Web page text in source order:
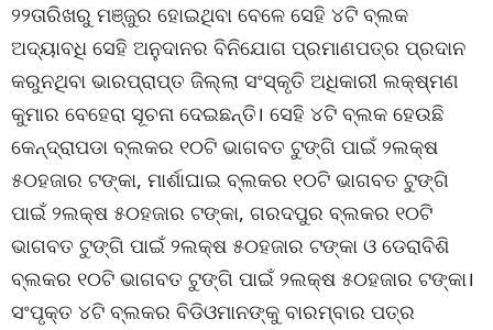
୨୨ତାରିଖରୁ ମଞ୍ଜୁର ହୋଇଥିବା ବେଳେ ସେହି ୪ଟି ବ୍ଲକ
ଅଦ୍ୟାବଧି ସେହି ଅନୁଦାନର ବିନିଯୋଗ ପ୍ରମାଣପତ୍ର ପ୍ରଦାନ
କରୁନଥିବା ଭାରପ୍ରାପ୍ତ ଜିଲ୍ଲା ସଂସ୍କୃତି ଅଧିକାରୀ ଲକ୍ଷ୍ମଣ
କୁମାର ବେହେରା ସୂଚନା ଦେଇଛନ୍ତି। ସେହି ୪ଟି ବ୍ଲକ ହେଉଛି
କେନ୍ଦ୍ରାପଡା ବ୍ଲକର ୧୦ଟି ଭାଗବତ ଟୁଙ୍ଗି ପାଇଁ ୨ଲକ୍ଷ
୫୦ହଜାର ଟଙ୍କା, ମାର୍ଶାଘାଇ ବ୍ଲକର ୧୦ଟି ଭାଗବତ ଟୁଙ୍ଗି
ପାଇଁ ୨ଲକ୍ଷ ୫୦ହଜାର ଟଙ୍କା, ଗରଦପୁର ବ୍ଲକର ୧୦ଟି
ଭାଗବତ ଟୁଙ୍ଗି ପାଇଁ ୨ଲକ୍ଷ ୫୦ହଜାର ଟଙ୍କା ଓ ଡେରାବିଶି
ବ୍ଲକର ୧୦ଟି ଭାଗବତ ଟୁଙ୍ଗି ପାଇଁ ୨ଲକ୍ଷ ୫୦ହଜାର ଟଙ୍କା।
ସଂପୃକ୍ତ ୪ଟି ବ୍ଲକର ବିଡିଓମାନଙ୍କୁ ବାରମ୍ବାର ପତ୍ର